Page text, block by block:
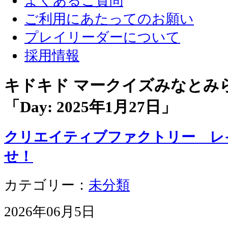
ご利用にあたってのお願い
プレイリーダーについて
採用情報
キドキド マークイズみなと
「Day: 2025年1月27日 」
クリエイティブファクトリー レ
せ！
カテゴリー： 未分類
2026年06月5日